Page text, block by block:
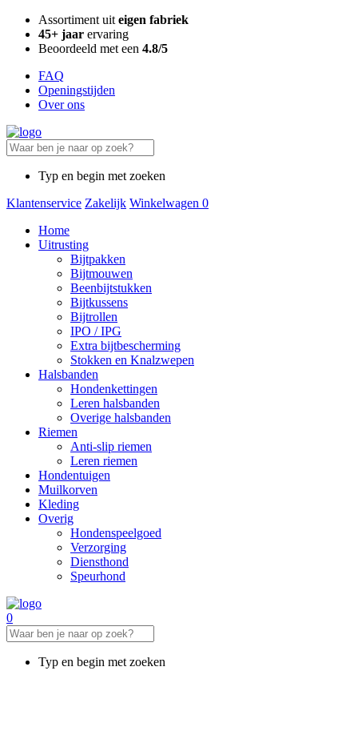
Assortiment uit eigen fabriek
45+ jaar ervaring
Beoordeeld met een 4.8/5
FAQ
Openingstijden
Over ons
Typ en begin met zoeken
Klantenservice Zakelijk Winkelwagen 0
Home
Uitrusting
Bijtpakken
Bijtmouwen
Beenbijtstukken
Bijtkussens
Bijtrollen
IPO / IPG
Extra bijtbescherming
Stokken en Knalzwepen
Halsbanden
Hondenkettingen
Leren halsbanden
Overige halsbanden
Riemen
Anti-slip riemen
Leren riemen
Hondentuigen
Muilkorven
Kleding
Overig
Hondenspeelgoed
Verzorging
Diensthond
Speurhond
0
Typ en begin met zoeken